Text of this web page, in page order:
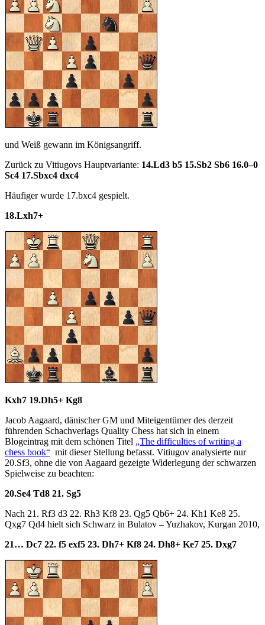
und Weiß gewann im Königsangriff.
Zurück zu Vitiugovs Hauptvariante: 14.Ld3 b5 15.Sb2 Sb6 16.0–0
Sc4 17.Sbxc4 dxc4
Häufiger wurde 17.bxc4 gespielt.
18.Lxh7+
Kxh7 19.Dh5+ Kg8
Jacob Aagaard, dänischer GM und Miteigentümer des derzeit
führenden Schachverlags Quality Chess hat sich in einem
Blogeintrag mit dem schönen Titel „The difficulties of writing a
chess book“ mit dieser Stellung befasst. Vitiugov analysierte nur
20.Sf3, ohne die von Aagaard gezeigte Widerlegung der schwarzen
Spielweise zu beachten:
20.Se4 Td8 21. Sg5
Nach 21. Rf3 d3 22. Rh3 Kf8 23. Qg5 Qb6+ 24. Kh1 Ke8 25.
Qxg7 Qd4 hielt sich Schwarz in Bulatov – Yuzhakov, Kurgan 2010,
21… Dc7 22. f5 exf5 23. Dh7+ Kf8 24. Dh8+ Ke7 25. Dxg7